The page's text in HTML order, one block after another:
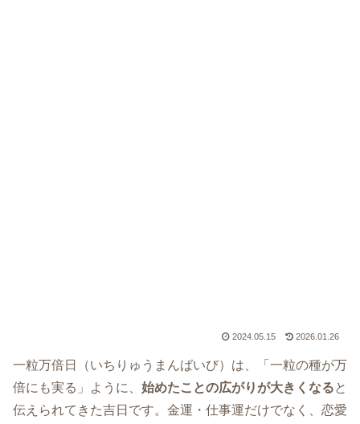
2024.05.15 2026.01.26
一粒万倍日（いちりゅうまんばいび）は、「一粒の種が万
倍にも実る」ように、 始めたことの広がりが大きくなると
伝えられてきた吉日です。金運・仕事運だけでなく、恋愛